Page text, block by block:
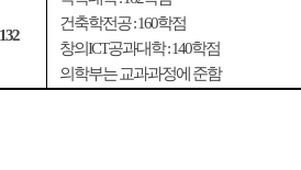
132
건축학전공: 160학점
창의ICT공과대학: 140학점
의학부는 교과과정에 준함